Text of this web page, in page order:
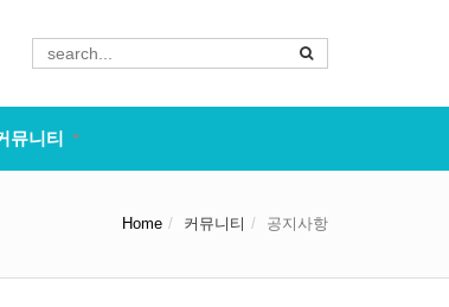
뮤니티
Home 커뮤니티 공지사항